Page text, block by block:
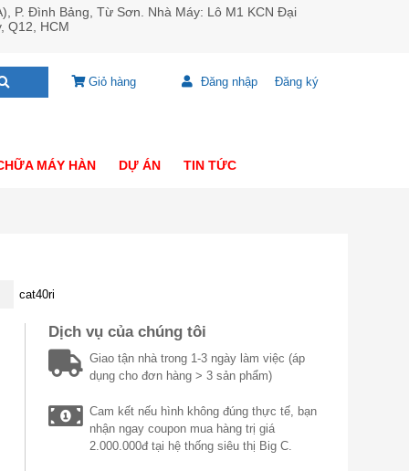
P. Đình Bảng, Từ Sơn. Nhà Máy: Lô M1 KCN Đại
Q12, HCM
Giỏ hàng Đăng nhập Đăng ký
MÁY HÀN DỰ ÁN TIN TỨC
cat40ri
Dịch vụ của chúng tôi
Giao tận nhà trong 1-3 ngày làm việc (áp
dụng cho đơn hàng > 3 sản phẩm)
Cam kết nếu hình không đúng thực tế, bạn
nhận ngay coupon mua hàng trị giá
2.000.000đ tại hệ thống siêu thị Big C.